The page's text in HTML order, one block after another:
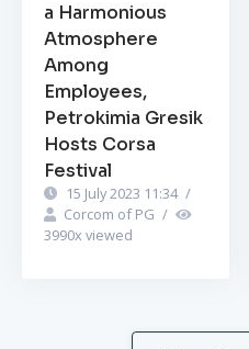
a Harmonious
Atmosphere
Among
Employees,
Petrokimia Gresik
Hosts Corsa
Festival
15 July 2023 11:34 /
Corcom of PG /
3990x viewed